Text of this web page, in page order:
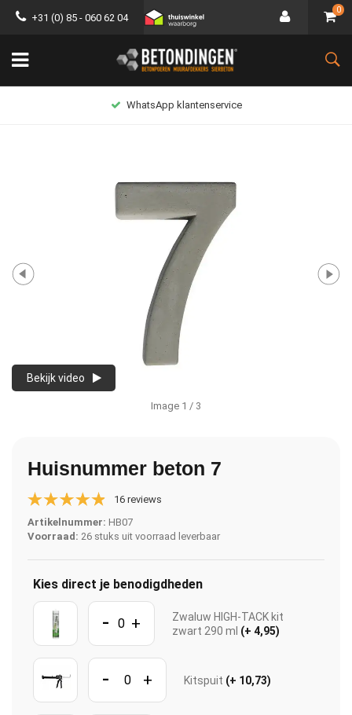
+31 (0) 85 - 060 62 04
0
WhatsApp klantenservice
Bekijk video
Image 1 / 3
Huisnummer beton 7
16 reviews
Artikelnummer: HB07
Voorraad: 26 stuks uit voorraad leverbaar
Kies direct je benodigdheden
- +
Zwaluw HIGH-TACK kit
zwart 290 ml (+ 4,95)
- + Kitspuit (+ 10,73)